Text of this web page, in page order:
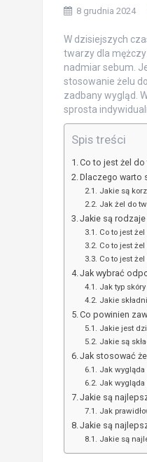
8 grudnia 2024
W dzisiejszych
twarzy dla
nadmiar sebum.
stosowanie żelu
zadbany wygląd.
sprosta
Spis treści
Co to jest żel
Dlaczego warto
Jakie są
Jak żel do
Jakie są
Co to jest żel
Co to jest
Co to jest
Jak wybrać
Jak typ
Jakie
Co powinien
Jakie jest
Jakie są
Jak stosować
Jak
Jak
Jakie są
Jak
Jakie są
Jakie są